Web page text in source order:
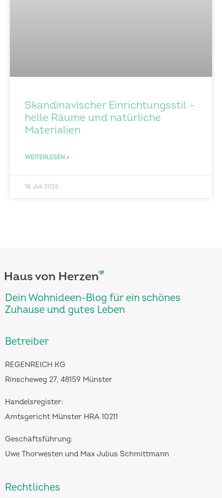
Skandinavischer Einrichtungsstil –
helle Räume und natürliche
Materialien
WEITERLESEN »
18. Juli 2026
Dein Wohnideen-Blog für ein schönes
Zuhause und gutes Leben
Betreiber
REGENREICH KG
Rinscheweg 27, 48159 Münster
Handelsregister:
Amtsgericht Münster HRA 10211
Geschäftsführung:
Uwe Thorwesten und Max Julius Schmittmann
Rechtliches